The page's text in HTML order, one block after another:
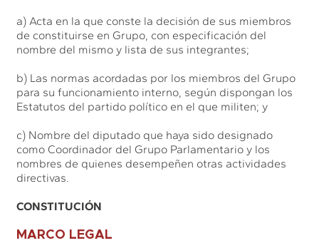
a) Acta en la que conste la decisión de sus miembros
de constituirse en Grupo, con especificación del
nombre del mismo y lista de sus integrantes;
b) Las normas acordadas por los miembros del Grupo
para su funcionamiento interno, según dispongan los
Estatutos del partido político en el que militen; y
c) Nombre del diputado que haya sido designado
como Coordinador del Grupo Parlamentario y los
nombres de quienes desempeñen otras actividades
directivas.
CONSTITUCIÓN
MARCO LEGAL